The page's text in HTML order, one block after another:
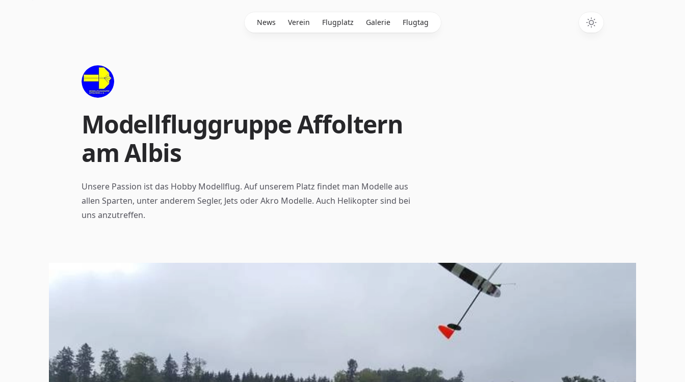
News Verein Flugplatz Galerie Flugtag
Modellfluggruppe Affoltern
am Albis
Unsere Passion ist das Hobby Modellflug. Auf unserem Platz findet man Modelle aus
allen Sparten, unter anderem Segler, Jets oder Akro Modelle. Auch Helikopter sind bei
uns anzutreffen.